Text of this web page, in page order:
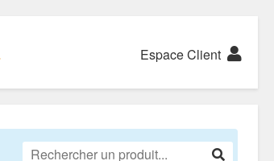
Espace Client